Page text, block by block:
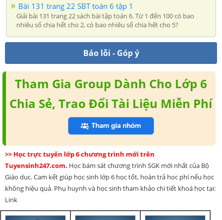
Bài 131 trang 22 SBT toán 6 tập 1
Giải bài 131 trang 22 sách bài tập toán 6. Từ 1 đến 100 có bao
nhiêu số chia hết cho 2, có bao nhiêu số chia hết cho 5?
Báo lỗi - Góp ý
Tham Gia Group Dành Cho Lớp 6
Chia Sẻ, Trao Đổi Tài Liệu Miễn Phí
>> Học trực tuyến lớp 6 chương trình mới trên
Tuyensinh247.com. Học bám sát chương trình SGK mới nhất của Bộ
Giáo dục. Cam kết giúp học sinh lớp 6 học tốt, hoàn trả học phí nếu học
không hiệu quả. Phụ huynh và học sinh tham khảo chi tiết khoá học tại:
Link